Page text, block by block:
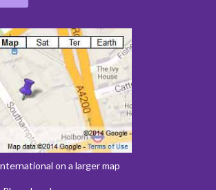
on a larger map